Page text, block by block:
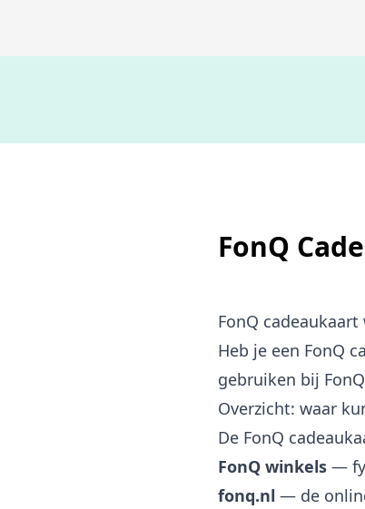
FonQ
FonQ
Heb je een FonQ
gebruiken bij
Overzicht: waar
De FonQ
FonQ winkels —
fonq.nl — de